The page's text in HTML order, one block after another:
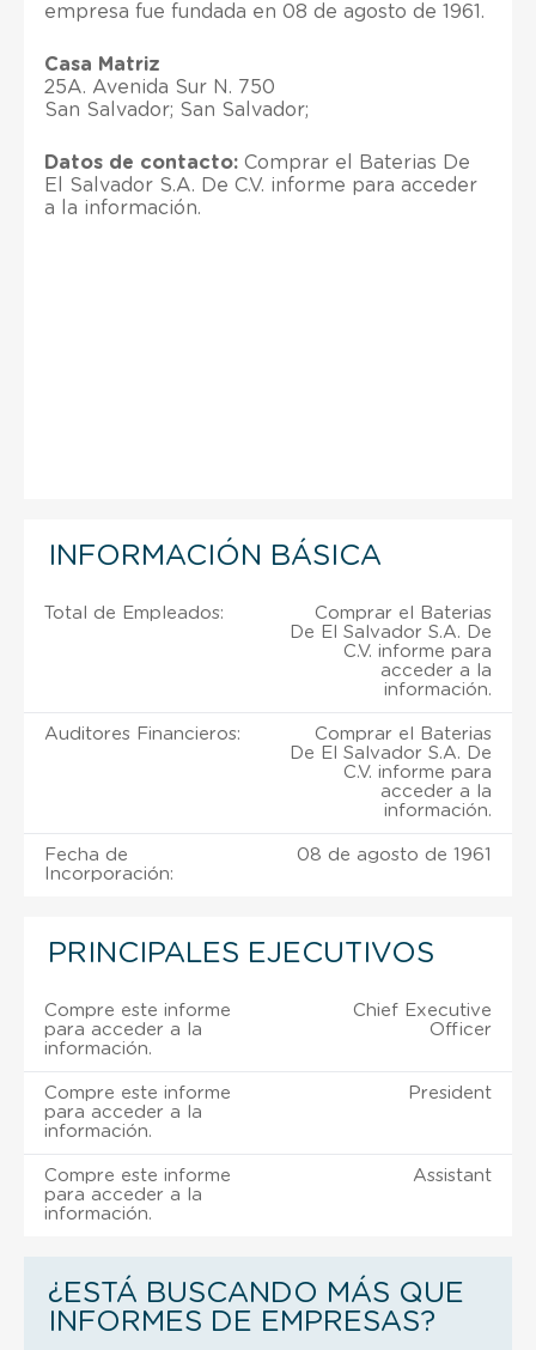
empresa fue fundada en 08 de agosto de 1961.
Casa Matriz
25A. Avenida Sur N. 750
San Salvador; San Salvador;
Datos de contacto: Comprar el Baterias De
El Salvador S.A. De C.V. informe para acceder
a la información.
INFORMACIÓN BÁSICA
Total de Empleados:
Comprar el Baterias
De El Salvador S.A. De
C.V. informe para
acceder a la
información.
Auditores Financieros:
Comprar el Baterias
De El Salvador S.A. De
C.V. informe para
acceder a la
información.
Fecha de
Incorporación:
08 de agosto de 1961
PRINCIPALES EJECUTIVOS
Compre este informe
para acceder a la
información.
Chief Executive
Officer
Compre este informe
para acceder a la
información.
President
Compre este informe
para acceder a la
información.
Assistant
¿ESTÁ BUSCANDO MÁS QUE
INFORMES DE EMPRESAS?